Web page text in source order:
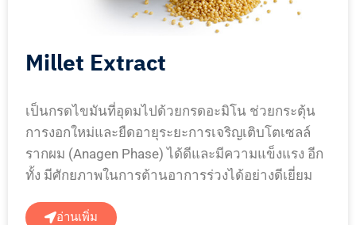
Millet Extract
เป็นกรดไขมันที่อุดมไปด้วยกรดอะมิโน ช่วยกระตุ้น
การงอกใหม่และยืดอายุระยะการเจริญเติบโตเซลล์
รากผม (Anagen Phase) ได้ดีและมีความแข็งแรง อีก
ทั้ง มีศักยภาพในการต้านอาการร่วงได้อย่างดีเยี่ยม
อ่านเพิ่ม